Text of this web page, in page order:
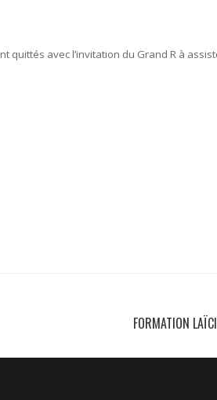
avec l’invitation du Grand R à
FORMATION